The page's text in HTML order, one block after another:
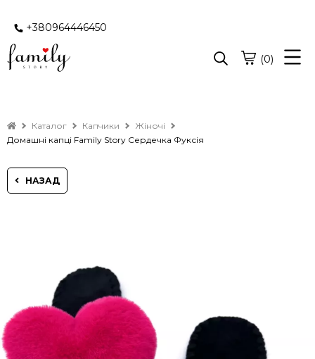
+380964446450
(0)
Каталог Капчики
Жіночі
Домашні капці Family Story Сердечка Фуксія
НАЗАД